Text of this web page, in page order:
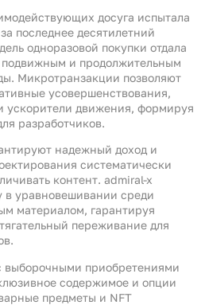
досуга испытала
последнее десятилетний
одноразовой покупки отдала
и продолжительным
Микротранзакции позволяют
усовершенствования,
ускорители движения, формируя
разработчиков.
надежный доход и
систематически
контент. admiral-x
в уравновешивании среди
материалом, гарантируя
переживание для
выборочными приобретениями
содержимое и опции
предметы и NFT